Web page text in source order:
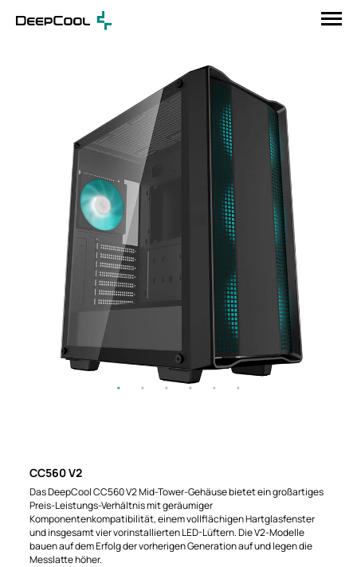
CC560 V2
Das DeepCool CC560 V2 Mid-Tower-Gehäuse bietet ein großartiges
Preis-Leistungs-Verhältnis mit geräumiger
Komponentenkompatibilität, einem vollflächigen Hartglasfenster
und insgesamt vier vorinstallierten LED-Lüftern. Die V2-Modelle
bauen auf dem Erfolg der vorherigen Generation auf und legen die
Messlatte höher.